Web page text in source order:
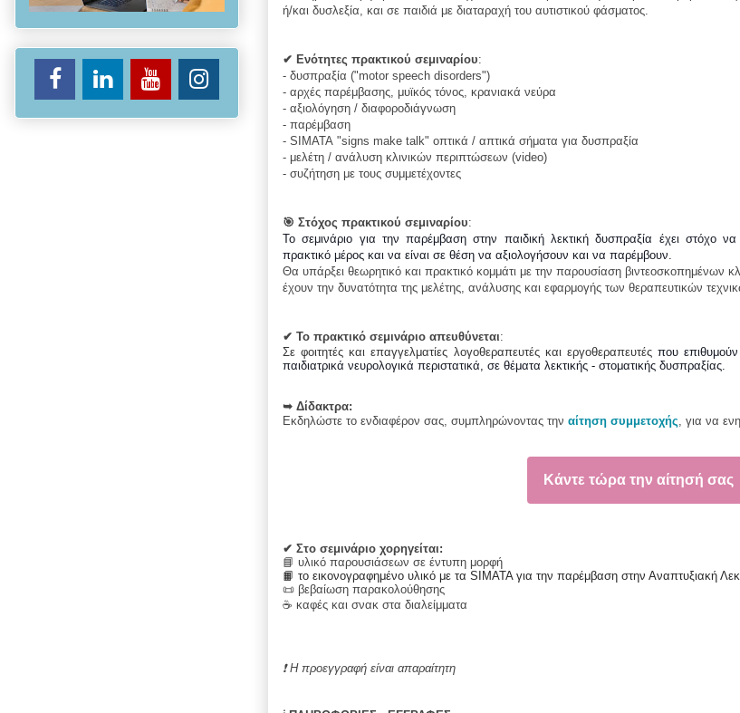
ή/και δυσλεξία, και σε παιδιά με διαταραχή του αυτιστικού φάσματος.
✔ Ενότητες πρακτικού σεμιναρίου:
- δυσπραξία ("motor speech disorders")
- αρχές παρέμβασης, μυϊκός τόνος, κρανιακά νεύρα
- αξιολόγηση / διαφοροδιάγνωση
- παρέμβαση
- SIMATA "signs make talk" οπτικά / απτικά σήματα για δυσπραξία
- μελέτη / ανάλυση κλινικών περιπτώσεων (video)
- συζήτηση με τους συμμετέχοντες
🎯 Στόχος πρακτικού σεμιναρίου:
Το σεμινάριο για την παρέμβαση στην παιδική λεκτική δυσπραξία έχει στόχο να
πρακτικό μέρος και να είναι σε θέση να αξιολογήσουν και να παρέμβουν.
Θα υπάρξει θεωρητικό και πρακτικό κομμάτι με την παρουσίαση βιντεοσκοπημένων
έχουν την δυνατότητα της μελέτης, ανάλυσης και εφαρμογής των θεραπευτικών
✔ Το πρακτικό σεμινάριο απευθύνεται:
Σε φοιτητές και επαγγελματίες λογοθεραπευτές και εργοθεραπευτέςπου επιθυμούν
παιδιατρικά νευρολογικά περιστατικά, σε θέματα λεκτικής - στοματικής δυσπραξίας.
➥ Δίδακτρα:
Εκδηλώστε το ενδιαφέρον σας, συμπληρώνοντας την αίτηση συμμετοχής , για να
Κάντε τώρα την αίτησή σας
✔ Στο σεμινάριο χορηγείται:
📘 υλικό παρουσιάσεων σε έντυπη μορφή
📙 το εικονογραφημένο υλικό με τα SIMATA για την παρέμβαση στην Αναπτυξιακή
📜 βεβαίωση παρακολούθησης
☕ καφές και σνακ στα διαλείμματα
❗ H προεγγραφή είναι απαραίτητη